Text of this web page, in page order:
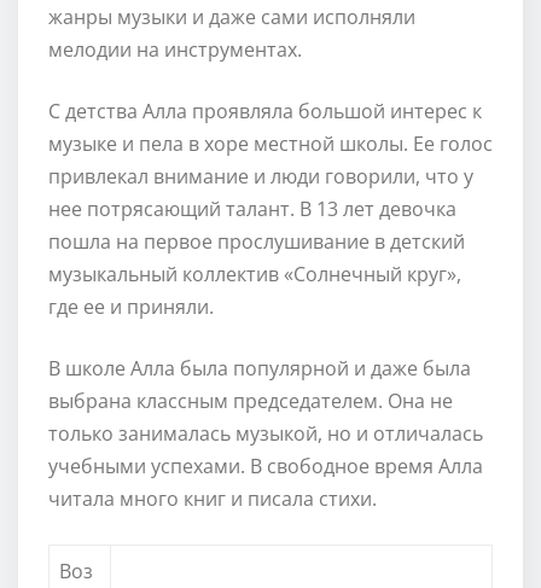
жанры музыки и даже сами исполняли
мелодии на инструментах.
С детства Алла проявляла большой интерес к
музыке и пела в хоре местной школы. Ее голос
привлекал внимание и люди говорили, что у
нее потрясающий талант. В 13 лет девочка
пошла на первое прослушивание в детский
музыкальный коллектив «Солнечный круг»,
где ее и приняли.
В школе Алла была популярной и даже была
выбрана классным председателем. Она не
только занималась музыкой, но и отличалась
учебными успехами. В свободное время Алла
читала много книг и писала стихи.
Воз